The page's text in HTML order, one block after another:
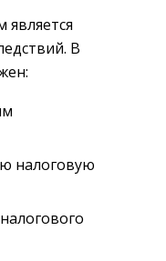
В
налоговую